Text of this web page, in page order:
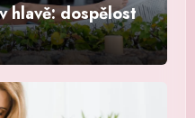
hlavě: dospělost